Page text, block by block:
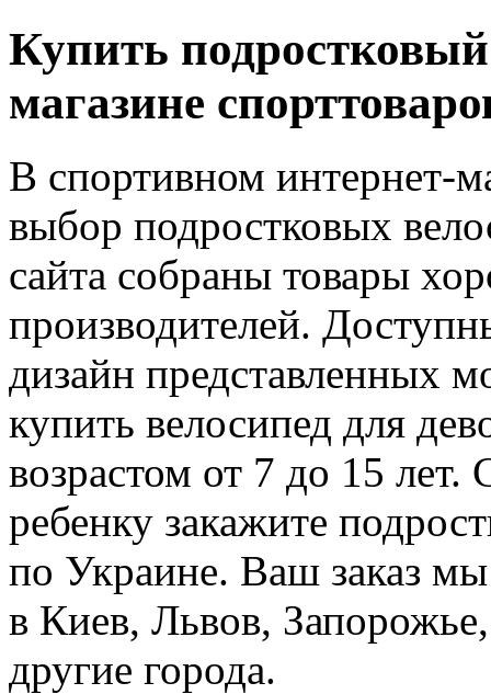
Купить
магазине
В спортивном интернет-
выбор подростковых
сайта собраны товары
производителей.
дизайн представленных
купить велосипед для
возрастом от 7 до 15 лет.
ребенку закажите
по Украине. Ваш заказ
в Киев, Львов,
другие города.